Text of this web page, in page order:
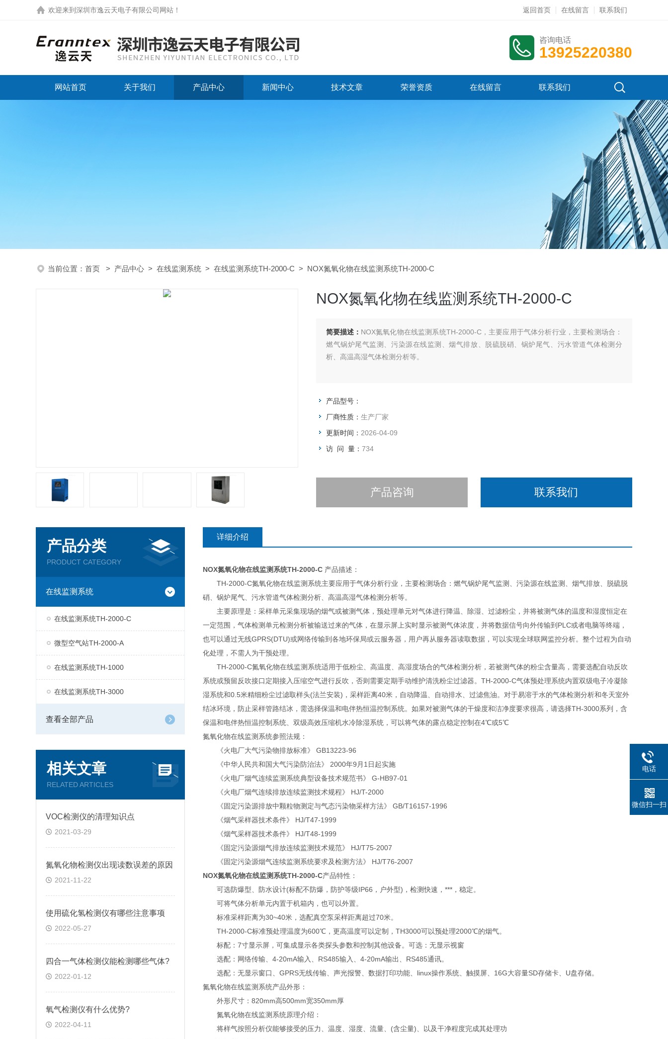
欢迎来到 深圳市逸云天电子有限公司网站 ！ 返回首页 在线留言 联系我们
咨询电话
13925220380
网站首页 关于我们 产品中心 新闻中心 技术文章 荣誉资质 在线留言 联系我们
当前位置： 首页 > 产品中心 > 在线监测系统 > 在线监测系统TH-2000-C > NOX氮氧化物在线监测系统TH-2000-C
NOX氮氧化物在线监测系统TH-2000-C
简要描述： NOX氮氧化物在线监测系统TH-2000-C，主要应用于气体分析行业，主要检测场合：
燃气锅炉尾气监测、污染源在线监测、烟气排放、脱硫脱硝、锅炉尾气、污水管道气体检测分
析、高温高湿气体检测分析等。
产品型号：
厂商性质： 生产厂家
更新时间： 2026-04-09
访 问 量： 734
产品咨询 联系我们
产品分类
PRODUCT CATEGORY
在线监测系统
在线监测系统TH-2000-C
微型空气站TH-2000-A
在线监测系统TH-1000
在线监测系统TH-3000
查看全部产品
相关文章
RELATED ARTICLES
VOC检测仪的清理知识点
2021-03-29
氮氧化物检测仪出现读数误差的原因
2021-11-22
使用硫化氢检测仪有哪些注意事项
2022-05-27
四合一气体检测仪能检测哪些气体?
2022-01-12
氧气检测仪有什么优势?
2022-04-11
详细介绍
NOX氮氧化物在线监测系统TH-2000-C 产品描述：
TH-2000-C氮氧化物在线监测系统主要应用于气体分析行业，主要检测场合：燃气锅炉尾气监测、污染源在线监测、烟气排放、脱硫脱
硝、锅炉尾气、污水管道气体检测分析、高温高湿气体检测分析等。
主要原理是：采样单元采集现场的烟气或被测气体，预处理单元对气体进行降温、除湿、过滤粉尘，并将被测气体的温度和湿度恒定在
一定范围，气体检测单元检测分析被输送过来的气体，在显示屏上实时显示被测气体浓度，并将数据信号向外传输到PLC或者电脑等终端，
也可以通过无线GPRS(DTU)或网络传输到各地环保局或云服务器，用户再从服务器读取数据，可以实现全球联网监控分析。整个过程为自动
化处理，不需人为干预处理。
TH-2000-C氮氧化物在线监测系统适用于低粉尘、高温度、高湿度场合的气体检测分析，若被测气体的粉尘含量高，需要选配自动反吹
系统或预留反吹接口定期接入压缩空气进行反吹，否则需要定期手动维护清洗粉尘过滤器。TH-2000-C气体预处理系统内置双级电子冷凝除
湿系统和0.5米精细粉尘过滤取样头(法兰安装)，采样距离40米，自动降温、自动排水、过滤焦油。对于易溶于水的气体检测分析和冬天室外
结冰环境，防止采样管路结冰，需选择保温和电伴热恒温控制系统。如果对被测气体的干燥度和洁净度要求很高，请选择TH-3000系列，含
保温和电伴热恒温控制系统、双级高效压缩机水冷除湿系统，可以将气体的露点稳定控制在4℃或5℃
氮氧化物在线监测系统参照法规：
《火电厂大气污染物排放标准》 GB13223-96
《中华人民共和国大气污染防治法》 2000年9月1日起实施
《火电厂烟气连续监测系统典型设备技术规范书》 G-HB97-01
《火电厂烟气连续排放连续监测技术规程》 HJ/T-2000
《固定污染源排放中颗粒物测定与气态污染物采样方法》 GB/T16157-1996
《烟气采样器技术条件》 HJ/T47-1999
《烟气采样器技术条件》 HJ/T48-1999
《固定污染源烟气排放连续监测技术规范》 HJ/T75-2007
《固定污染源烟气连续监测系统要求及检测方法》 HJ/T76-2007
NOX氮氧化物在线监测系统TH-2000-C产品特性：
可选防爆型、防水设计(标配不防爆，防护等级IP66，户外型)，检测快速，***，稳定。
可将气体分析单元内置于机箱内，也可以外置。
标准采样距离为30~40米，选配真空泵采样距离超过70米。
TH-2000-C标准预处理温度为600℃，更高温度可以定制，TH3000可以预处理2000℃的烟气。
标配：7寸显示屏，可集成显示各类探头参数和控制其他设备。可选：无显示视窗
选配：网络传输、4-20mA输入、RS485输入、4-20mA输出、RS485通讯。
选配：无显示窗口、GPRS无线传输、声光报警、数据打印功能、linux操作系统、触摸屏、16G大容量SD存储卡、U盘存储。
氮氧化物在线监测系统产品外形：
外形尺寸：820mm高500mm宽350mm厚
氮氧化物在线监测系统原理介绍：
将样气按照分析仪能够接受的压力、温度、湿度、流量、(含尘量)、以及干净程度完成其处理功
电话
微信扫一扫